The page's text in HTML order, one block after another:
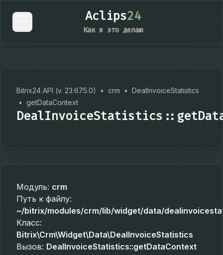
Aclips24
Как я это делаю
Bitrix24 API (v. 23.675.0) • crm • DealInvoiceStatistics
• getDataContext
Модуль: crm
Путь к файлу:
~/bitrix/modules/crm/lib/widget/data/
Класс:
Bitrix\Crm\Widget\Data\DealInvoiceStatistics
Вызов: DealInvoiceStatistics::getDataContext